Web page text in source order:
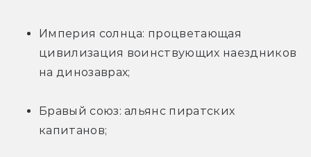
Империя солнца: процветающая
цивилизация воинствующих наездников
на динозаврах;
Бравый союз: альянс пиратских
капитанов;